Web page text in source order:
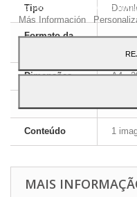
Tipo
Formato da
Dimensões A4 -
Conteúdo 1
MAIS
ao seu uso, pressione o
Más Información